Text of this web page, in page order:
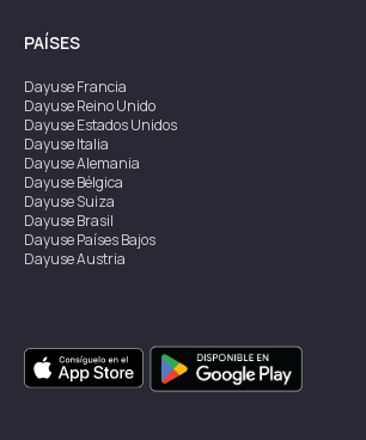
PAÍSES
DayuseFrancia
DayuseReino Unido
DayuseEstados Unidos
DayuseItalia
DayuseAlemania
DayuseBélgica
DayuseSuiza
DayuseBrasil
DayusePaíses Bajos
DayuseAustria
DayuseSingapur
DayuseSuecia
DayuseTailandia